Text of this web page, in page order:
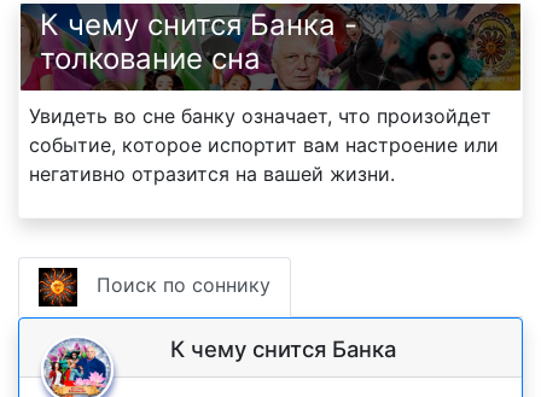
К чему снится Банка -
толкование сна
Увидеть во сне банку означает, что произойдет
событие, которое испортит вам настроение или
негативно отразится на вашей жизни.
Поиск по соннику
К чему снится Банка